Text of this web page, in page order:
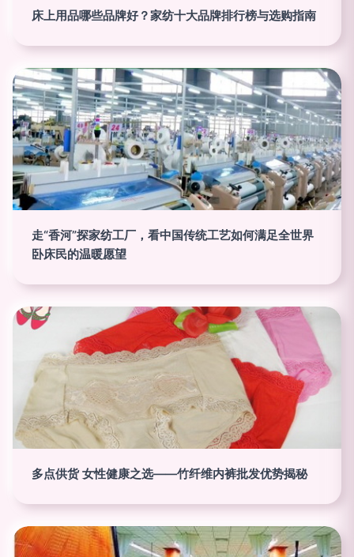
床上用品哪些品牌好？家纺十大品牌排行榜与选购指南
走“香河”探家纺工厂，看中国传统工艺如何满足全世界
卧床民的温暖愿望
多点供货 女性健康之选——竹纤维内裤批发优势揭秘